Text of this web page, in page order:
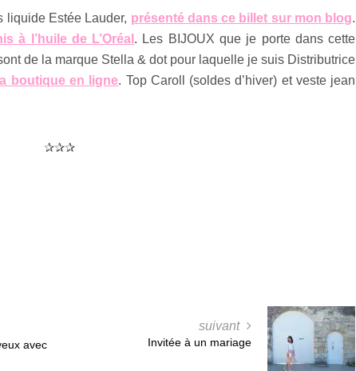
liquide Estée Lauder, présenté dans ce billet sur mon blog.
à l’huile de L’Oréal . Les BIJOUX que je porte dans cette
de la marque Stella & dot pour laquelle je suis Distributrice
boutique en ligne. Top Caroll (soldes d’hiver) et veste jean
✰✰✰
avec
suivant
Invitée à un mariage